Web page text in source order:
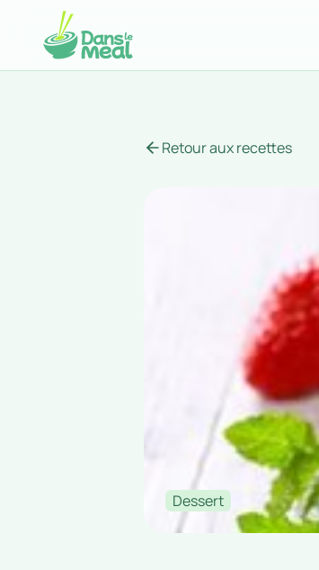
Retour aux recettes
Dessert